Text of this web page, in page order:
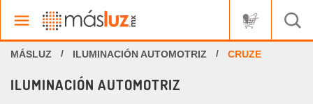
ILUMINACIÓN AUTOMOTRIZ CRUZE
ILUMINACIÓN AUTOMOTRIZ